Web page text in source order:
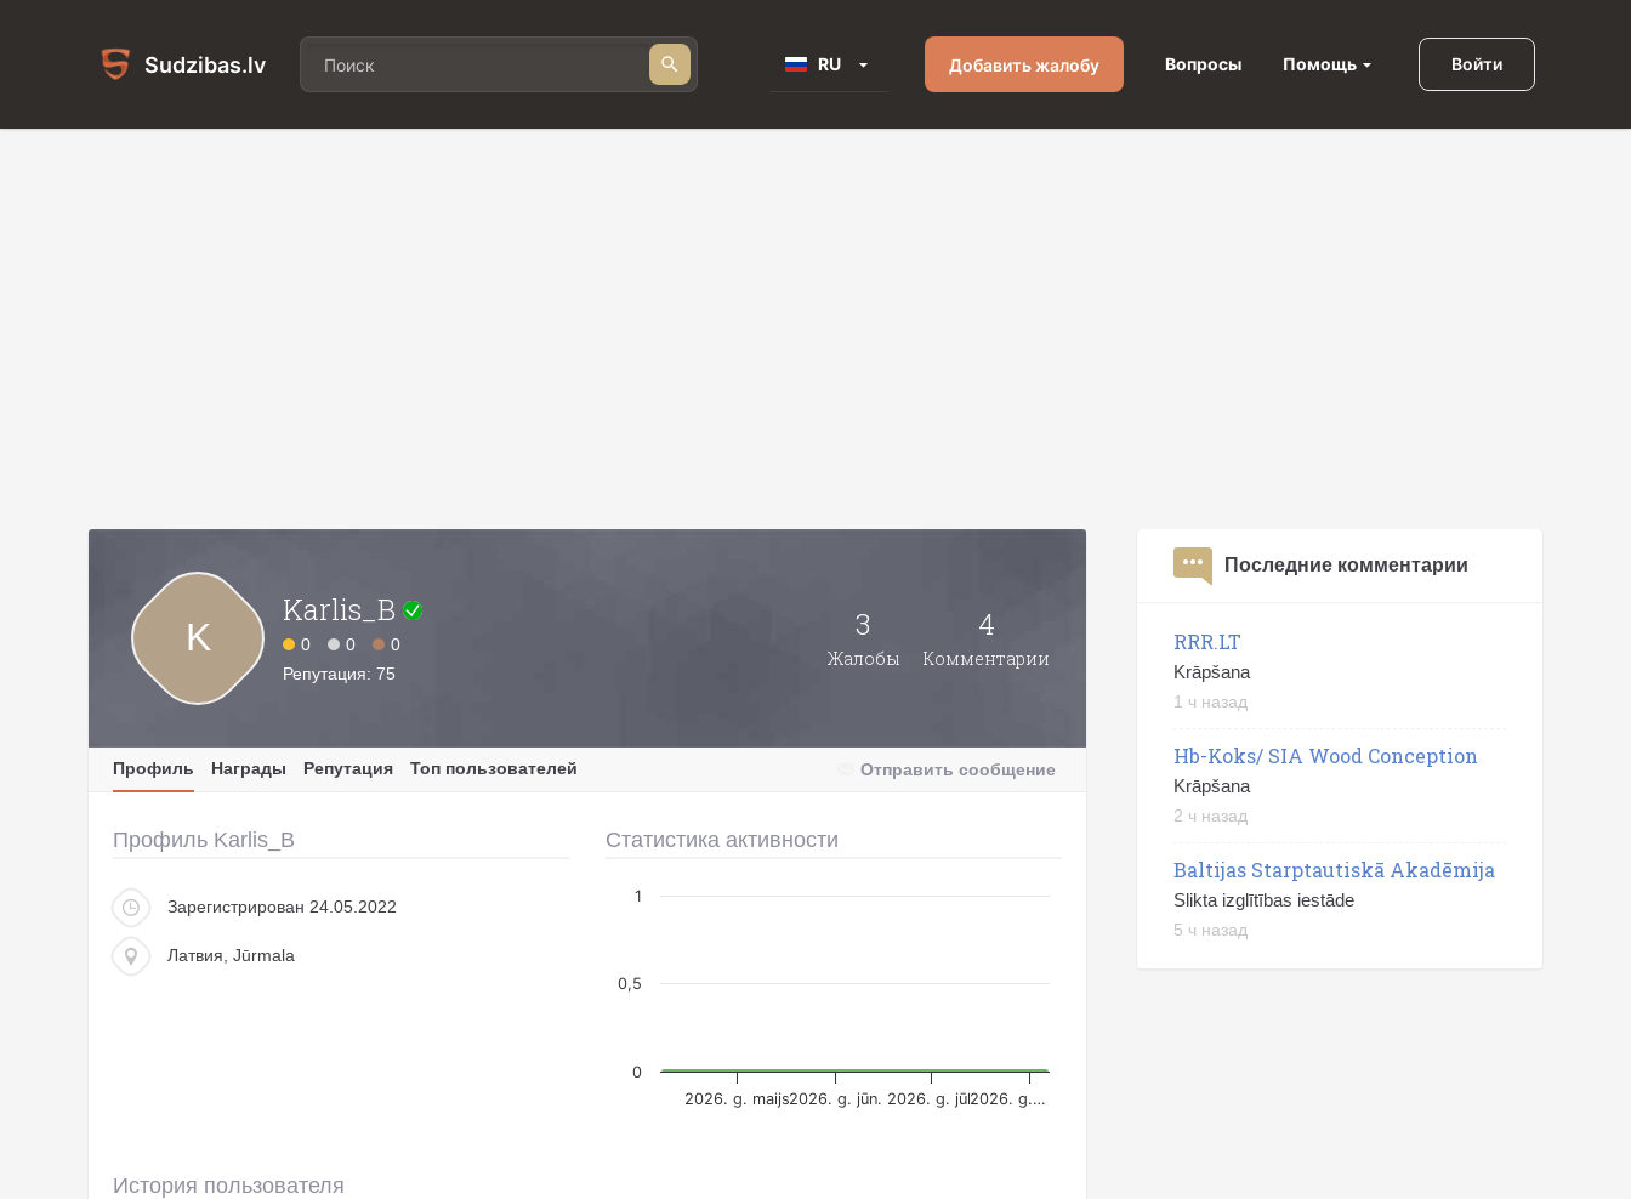
Sudzibas.lv RU Добавить жалобу Вопросы Помощь Войти
K
Karlis_B
0 0
0
Репутация: 75
3
Жалобы
4
Комментарии
Профиль Награды Репутация Топ пользователей Отправить сообщение
Профиль Karlis_B
Зарегистрирован 24.05.2022
Латвия, Jūrmala
Статистика активности
2026. g. maijs2026. g. jūn. 2026. g. jūl.2026. g.…
0
0,5
1
История пользователя
Последние комментарии
RRR.LT
Krāpšana
1 ч назад
Hb-Koks/ SIA Wood Conception
Krāpšana
2 ч назад
Baltijas Starptautiskā Akadēmija
Slikta izglītības iestāde
5 ч назад